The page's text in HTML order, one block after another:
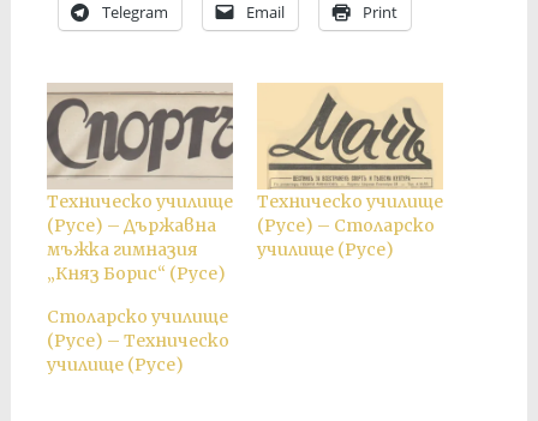
Telegram Email Print
Техническо училище
(Русе) – Държавна
мъжка гимназия
„Княз Борис“ (Русе)
Техническо училище
(Русе) – Столарско
училище (Русе)
Столарско училище
(Русе) – Техническо
училище (Русе)